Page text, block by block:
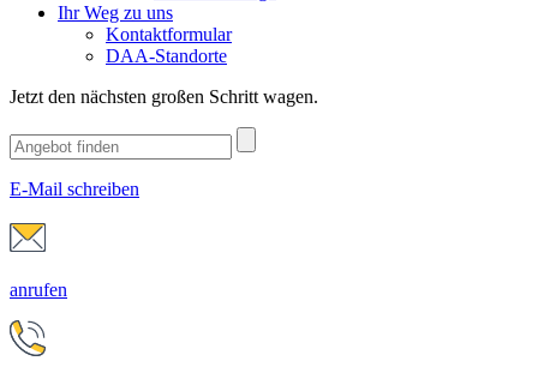
Ihr Weg zu uns
Kontaktformular
DAA-Standorte
Jetzt den nächsten großen Schritt wagen.
E-Mail schreiben
anrufen